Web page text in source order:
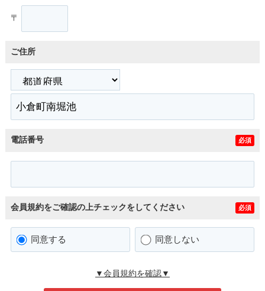
〒
ご住所
電話番号 必須
会員規約をご確認の上チェックをしてください 必須
同意する 同意しない
▼会員規約を確認▼